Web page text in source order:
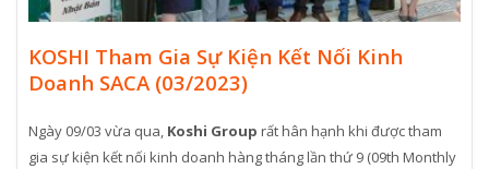
KOSHI Tham Gia Sự Kiện Kết Nối Kinh
Doanh SACA (03/2023)
Ngày 09/03 vừa qua, Koshi Group rất hân hạnh khi được tham
gia sự kiện kết nối kinh doanh hàng tháng lần thứ 9 (09th Monthly